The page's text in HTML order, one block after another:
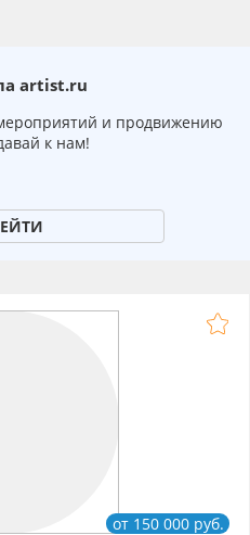
artist.ru
и продвижению
к нам!
от 150 000 руб.